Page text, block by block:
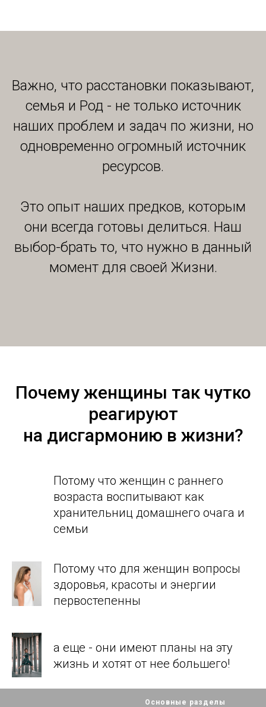
Важно, что расстановки показывают,
семья и Род - не только источник
наших проблем и задач по жизни, но
одновременно огромный источник
ресурсов.
Это опыт наших предков, которым
они всегда готовы делиться. Наш
выбор-брать то, что нужно в данный
момент для своей Жизни.
Почему женщины так чутко
реагируют
на дисгармонию в жизни?
Потому что женщин с раннего
возраста воспитывают как
хранительниц домашнего очага и
семьи
Потому что для женщин вопросы
здоровья, красоты и энергии
первостепенны
а еще - они имеют планы на эту
жизнь и хотят от нее большего!
Основные разделы